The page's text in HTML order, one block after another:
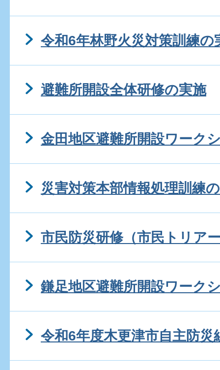
令和6年林野火災対策訓練の
避難所開設全体研修の実施
金田地区避難所開設ワーク
災害対策本部情報処理訓練
市民防災研修（市民トリア
鎌足地区避難所開設ワーク
令和6年度木更津市自主防災